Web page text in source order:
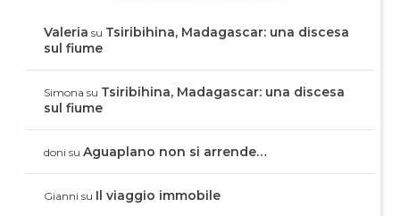
Valeria su Tsiribihina, Madagascar: una discesa
sul fiume
Simona su Tsiribihina, Madagascar: una discesa
sul fiume
doni suAguaplano non si arrende…
Gianni su Il viaggio immobile